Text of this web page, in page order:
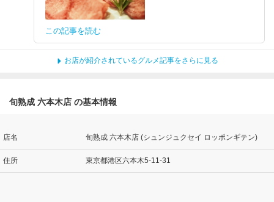
この記事を読む
お店が紹介されているグルメ記事をさらに見る
旬熟成 六本木店 の基本情報
店名 旬熟成 六本木店 (シュンジュクセイ ロッポンギテン)
住所 東京都港区六本木5-11-31